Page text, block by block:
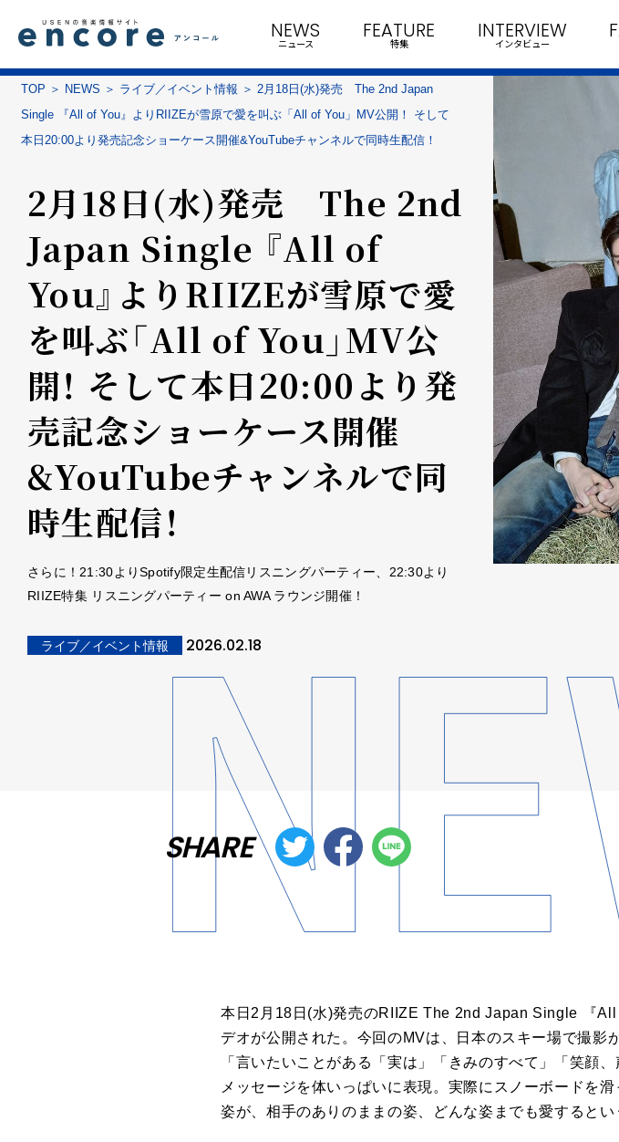
NEWS
ニュース
FEATURE
特集
INTERVIEW
インタビュー
TOP NEWS ライブ／イベント情報
2月18日(水)発売 The 2nd Japan
Single 『All of You』よりRIIZEが雪原で愛を叫ぶ「All of You」MV公開！ そして
本日20:00より発売記念ショーケース開催&YouTubeチャンネルで同時生配信！
2月18日(水)発売 The 2nd
Japan Single 『All of
You』よりRIIZEが雪原で愛
を叫ぶ「All of You」MV公
開！ そして本日20:00より発
売記念ショーケース開催
&YouTubeチャンネルで同
時生配信！
さらに！21:30よりSpotify限定生配信リスニングパーティー、22:30より
RIIZE特集 リスニングパーティー on AWA ラウンジ開催！
ライブ／イベント情報 2026.02.18
SHARE
本日 2 月 18 日 (水)発売のRIIZE The 2nd Japan Single 『All
デオが公開された。今回のMVは、日本のスキー場で撮影
「言いたいことがある「実は」「きみのすべて」「笑顔
メッセージを体いっぱいに表現。実際にスノーボードを
姿が、相手のありのままの姿、どんな姿までも愛するとい